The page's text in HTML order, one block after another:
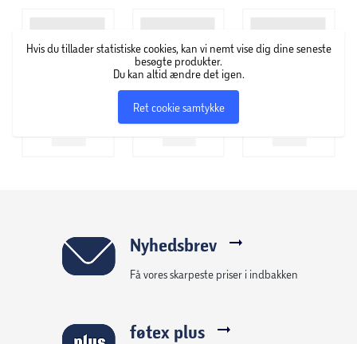
programmerbar software kan du tilpasse DPI-
hastigheden, lyseffekterne og makroerne for at skabe din
ultimative gaming-mus.
Flere knapper, mere kraft:
To knapper er gode, seks knapper er endnu bedre! Få
Bliv kablet op:
Giv dig selv ekstra frihed med denne mus' ekstra lange 1,5
meter kabel - nyd masser af plads til musbevægelser,
Hvis du tillader statistiske cookies, kan vi nemt vise dig dine seneste
besøgte produkter.
Du kan altid ændre det igen.
Ret cookie samtykke
Nyhedsbrev
Få vores skarpeste priser i indbakken
føtex plus